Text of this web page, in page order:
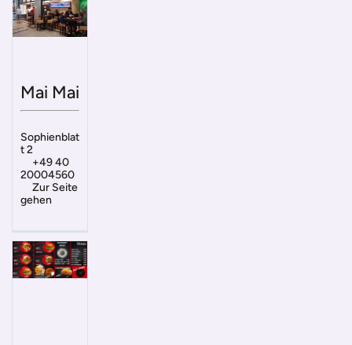
Mai Mai
Sophienblat
t 2
+49 40
20004560
Zur Seite
gehen